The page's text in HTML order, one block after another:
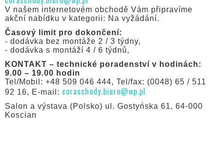
V našem internetovém obchodě Vám připravíme
akční nabídku v kategorii: Na vyžádání.
Časový limit pro dokončení:
- dodávka bez montáže 2 / 3 týdny,
- dodávka s montáží 4 / 6 týdnů,
KONTAKT – technické poradenství v hodinách:
9.00 – 19.00 hodin
Tel/Mobil: +48 509 046 444, Tel/fax: (0048) 65 / 511
92 16, E-mail: coraschody.biuro@wp.pl
Salon a výstava (Polsko) ul. Gostyńska 61, 64-000
Koscian